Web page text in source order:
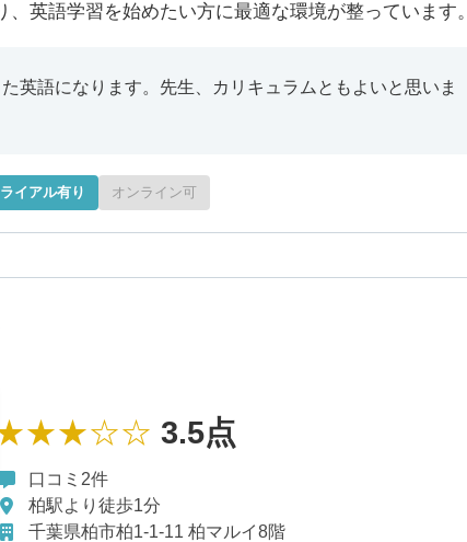
英語学習を始めたい方に最適な環境が整っています。
英語になります。先生、カリキュラムともよいと思いま
ライアル有り オンライン可
3.5点
口コミ2件
柏駅より徒歩1分
千葉県柏市柏1-1-11 柏マルイ8階